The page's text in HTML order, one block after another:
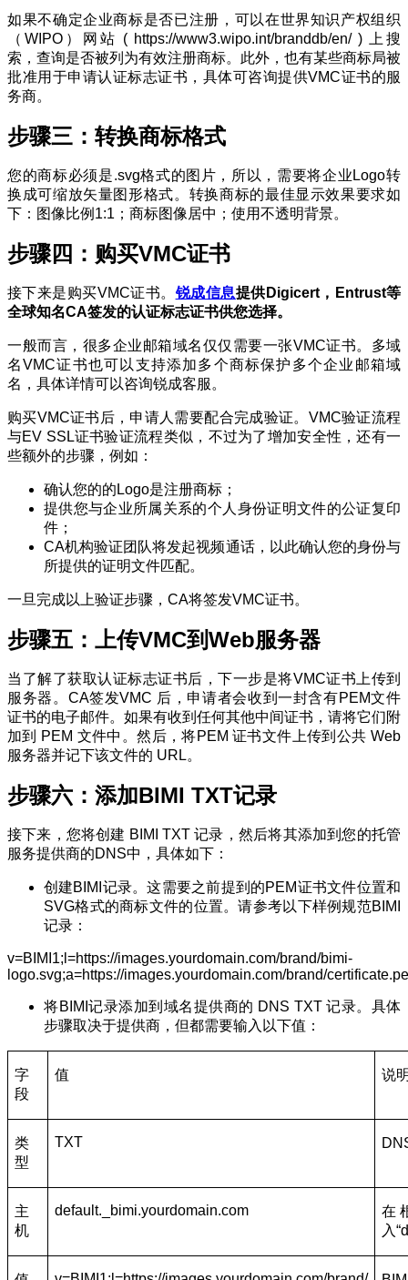
如果不确定企业商标是否已注册，可以在世界知识产权组织
（WIPO）网站 ( https://www3.wipo.int/branddb/en/ ) 上搜
索，查询是否被列为有效注册商标。此外，也有某些商标局被
批准用于申请认证标志证书，具体可咨询提供VMC证书的服
务商。
步骤三：转换商标格式
您的商标必须是.svg格式的图片，所以，需要将企业Logo转
换成可缩放矢量图形格式。转换商标的最佳显示效果要求如
下：图像比例1:1；商标图像居中；使用不透明背景。
步骤四：购买VMC证书
接下来是购买VMC证书。 锐成信息提供Digicert，Entrust等
全球知名CA签发的认证标志证书供您选择。
一般而言，很多企业邮箱域名仅仅需要一张VMC证书。多域
名VMC证书也可以支持添加多个商标保护多个企业邮箱域
名，具体详情可以咨询锐成客服。
购买VMC证书后，申请人需要配合完成验证。VMC验证流程
与EV SSL证书验证流程类似，不过为了增加安全性，还有一
些额外的步骤，例如：
确认您的的Logo是注册商标；
提供您与企业所属关系的个人身份证明文件的公证复印
件；
CA机构验证团队将发起视频通话，以此确认您的身份与
所提供的证明文件匹配。
一旦完成以上验证步骤，CA将签发VMC证书。
步骤五：上传VMC到Web服务器
当了解了获取认证标志证书后，下一步是将VMC证书上传到
服务器。CA签发VMC 后，申请者会收到一封含有PEM文件
证书的电子邮件。如果有收到任何其他中间证书，请将它们附
加到 PEM 文件中。然后，将PEM 证书文件上传到公共 Web
服务器并记下该文件的 URL。
步骤六：添加BIMI TXT记录
接下来，您将创建 BIMI TXT 记录，然后将其添加到您的托管
服务提供商的DNS中，具体如下：
创建BIMI记录。这需要之前提到的PEM证书文件位置和
SVG格式的商标文件的位置。请参考以下样例规范BIMI
记录：
v=BIMI1;l=https://images.yourdomain.com/brand/bimi-
logo.svg;a=https://images.yourdomain.com/brand/
将BIMI记录添加到域名提供商的 DNS TXT 记录。具体
步骤取决于提供商，但都需要输入以下值：
字
段
值 说
类
型
TXT
主
机
default._bimi.yourdomain.com
在
入